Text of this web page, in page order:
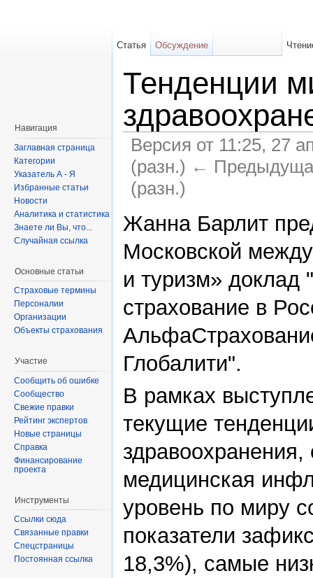
Тенденции
Версия от 11:25, 27
(разн.) ←
(разн.)
Жанна Барлит
Московской
и туризм»
страхование в
Глобалити".
В рамках
текущие
здравоохранения,
медицинская
уровень по миру
показатели
18,3%), самые
Статья Обсуждение
Навигация
Заглавная страница
Категории
Указатель А - Я
Избранные статьи
Новости
Аналитика и статистика
Знаете ли Вы, что...
Случайная ссылка
Основные статьи
Страховые термины
Персоналии
Организации
Объекты страхования
Участие
Сообщить об ошибке
Сообщество
Свежие правки
Рейтинг экспертов
Новые страницы
Справка
Финансирование
проекта
Инструменты
Ссылки сюда
Связанные правки
Спецстраницы
Постоянная ссылка